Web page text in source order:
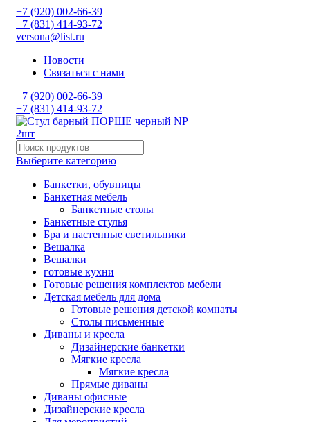
+7 (920) 002-66-39
+7 (831) 414-93-72
versona@list.ru
Новости
Связаться с нами
+7 (920) 002-66-39
+7 (831) 414-93-72
Выберите категорию
Банкетки, обувницы
Банкетная мебель
Банкетные столы
Банкетные стулья
Бра и настенные светильники
Вешалка
Вешалки
готовые кухни
Готовые решения комплектов мебели
Детская мебель для дома
Готовые решения детской комнаты
Столы письменные
Диваны и кресла
Дизайнерские банкетки
Мягкие кресла
Мягкие кресла
Прямые диваны
Диваны офисные
Дизайнерские кресла